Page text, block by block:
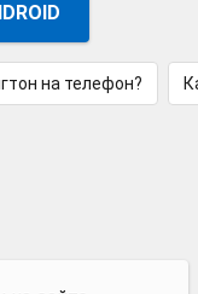
на телефон?